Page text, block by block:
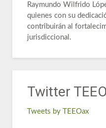
Raymundo Wilfrido
quienes con su
contribuirán al
jurisdiccional.
Twitter TEEO
Tweets by TEEOax